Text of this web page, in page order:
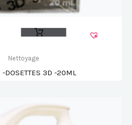
Nettoyage
-DOSETTES 3D -20ML